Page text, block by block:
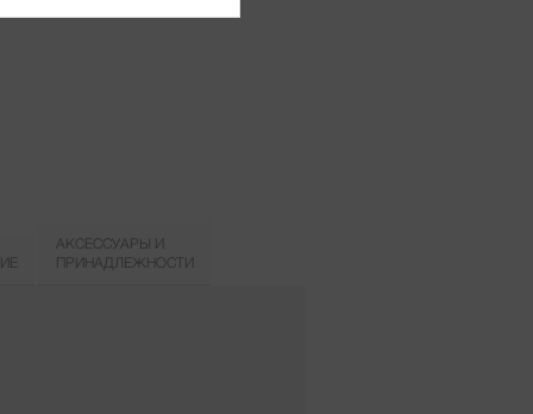
АКСЕССУАРЫ И
ПРИНАДЛЕЖНОСТИ